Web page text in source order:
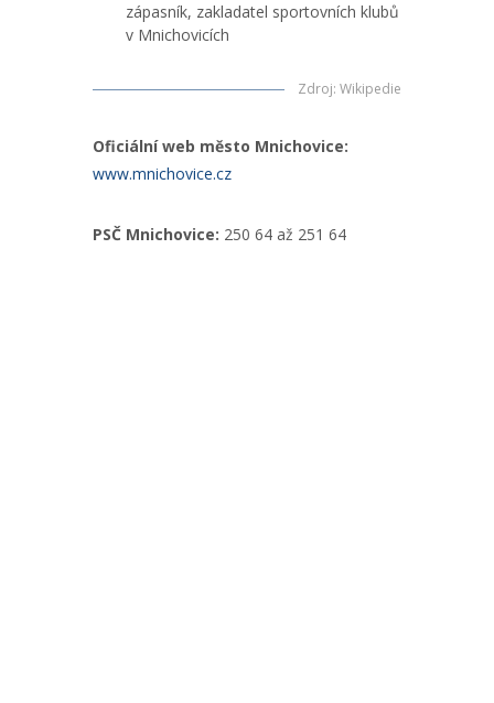
zápasník, zakladatel sportovních klubů
v Mnichovicích
Zdroj: Wikipedie
Oficiální web město Mnichovice:
www.mnichovice.cz
PSČ Mnichovice: 250 64 až 251 64